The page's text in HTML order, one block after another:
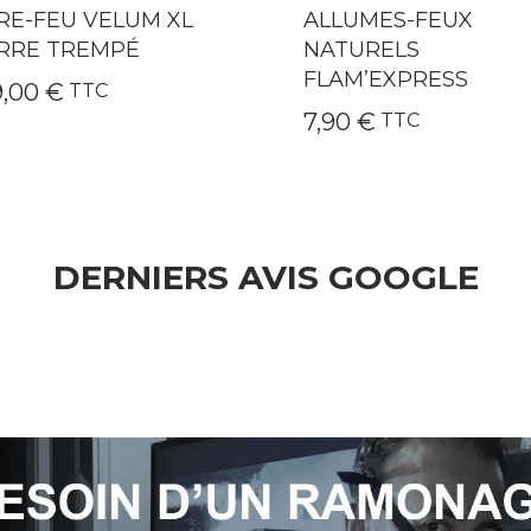
FEUX
QAÏTO 30 GRAND
INSERT-CHEMINÉE-
POÊLE
249,00 €TTC
DERNIERS AVIS GOOGLE